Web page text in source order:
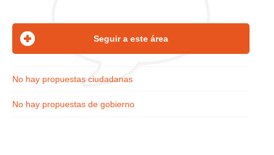
No hay propuestas ciudadanas
No hay propuestas de gobierno